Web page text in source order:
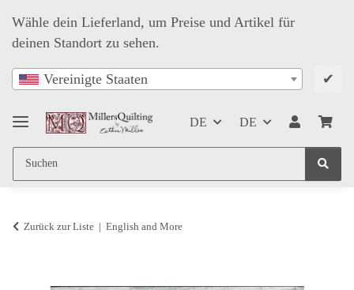
Wähle dein Lieferland, um Preise und Artikel für
deinen Standort zu sehen.
Vereinigte Staaten ✔
DE DE
Zurück zur Liste English and More